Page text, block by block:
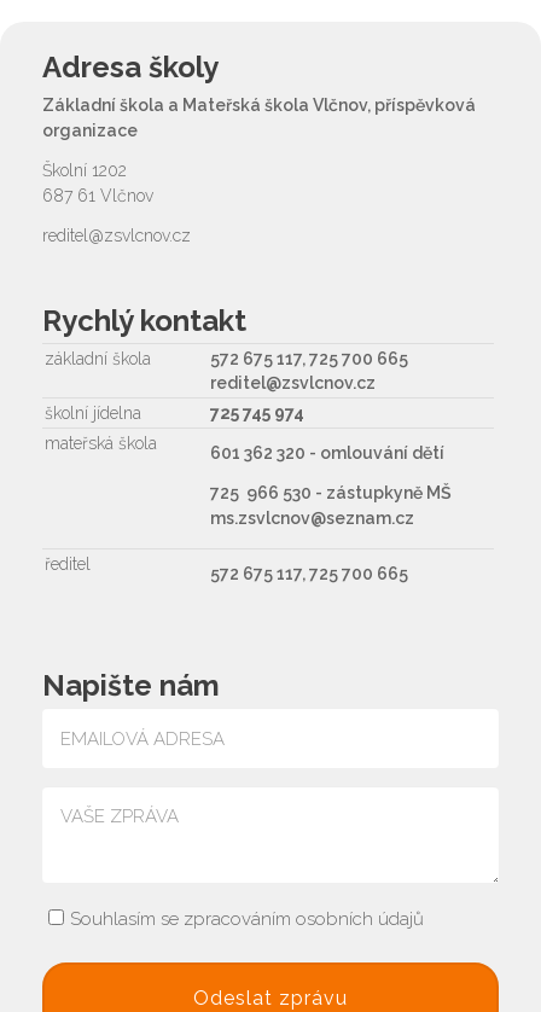
Adresa školy
Základní škola a Mateřská škola Vlčnov, příspěvková
organizace
Školní 1202
687 61 Vlčnov
reditel@zsvlcnov.cz
Rychlý kontakt
základní škola
572 675 117, 725 700 665
reditel@zsvlcnov.cz
školní jídelna
725 745 974
mateřská škola
601 362 320 - omlouvání dětí
725 966 530 - zástupkyně MŠ
ms.zsvlcnov@seznam.cz
ředitel 572 675 117, 725 700 665
Napište nám
Souhlasím se zpracováním osobních údajů